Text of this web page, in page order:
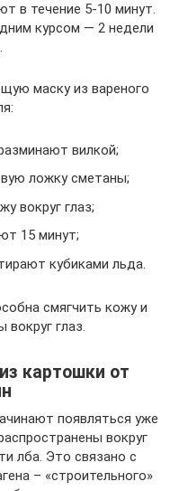
в течение 5-10 минут.
курсом — 2 недели
маску из вареного
вилкой;
ложку сметаны;
вокруг глаз;
15 минут;
кубиками льда.
смягчить кожу и
глаз.
картошки от
появляться уже
вокруг
лба. Это связано с
– «строительного»